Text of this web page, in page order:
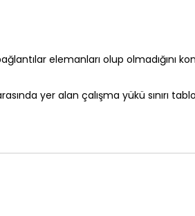
elemanları olup olmadığını
yer alan çalışma yükü sınırı